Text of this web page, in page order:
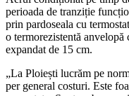
perioada de tranziție
prin pardoseala cu
o termorezistentă
expandat de 15 cm.
„La Ploiești lucrăm pe
per general costuri. Este